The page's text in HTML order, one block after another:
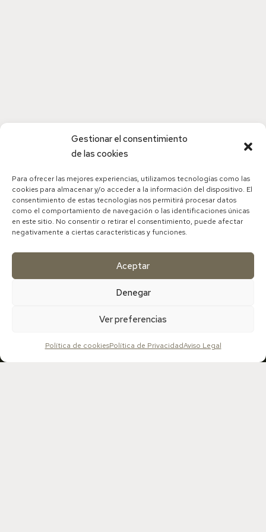
Gestionar el consentimiento
de las cookies
Para ofrecer las mejores experiencias, utilizamos tecnologías como las
cookies para almacenar y/o acceder a la información del dispositivo. El
consentimiento de estas tecnologías nos permitirá procesar datos
como el comportamiento de navegación o las identificaciones únicas
en este sitio. No consentir o retirar el consentimiento, puede afectar
negativamente a ciertas características y funciones.
Aceptar
Denegar
Ver preferencias
Política de cookiesPolítica de PrivacidadAviso Legal